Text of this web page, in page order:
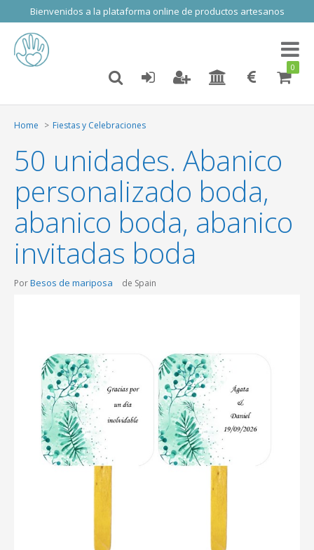
Bienvenidos a la plataforma online de productos artesanos
Toggle
0
Home Fiestas y Celebraciones
50 unidades. Abanico
personalizado boda,
abanico boda, abanico
invitadas boda
PorBesos de mariposa de Spain